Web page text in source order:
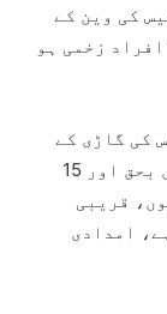
کی وین کے
قریب دھماکے سے 4 افراد جاں بحق اور 15 افراد زخمی ہو
کی گاڑی کے
قریب ہونے والے دھماکے میں 4 افراد جاں بحق اور 15
قریبی
امدادی